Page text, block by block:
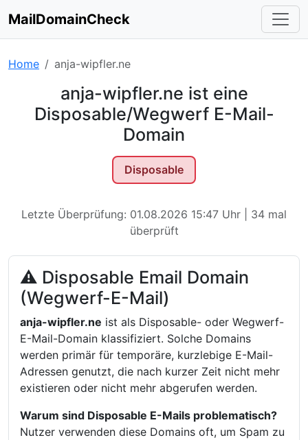
MailDomainCheck
Home anja-wipfler.ne
anja-wipfler.ne ist eine
Disposable/Wegwerf E-Mail-
Domain
Disposable
Letzte Überprüfung: 01.08.2026 15:47 Uhr | 34 mal
überprüft
⚠ Disposable Email Domain
(Wegwerf-E-Mail)
anja-wipfler.ne ist als Disposable- oder Wegwerf-
E-Mail-Domain klassifiziert. Solche Domains
werden primär für temporäre, kurzlebige E-Mail-
Adressen genutzt, die nach kurzer Zeit nicht mehr
existieren oder nicht mehr abgerufen werden.
Warum sind Disposable E-Mails problematisch?
Nutzer verwenden diese Domains oft, um Spam zu